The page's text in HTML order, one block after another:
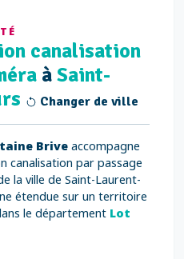
canalisation
àSaint-
Changer de ville
Brive accompagne
canalisation par passage
la ville de Saint-Laurent-
étendue sur un territoire
le département Lot